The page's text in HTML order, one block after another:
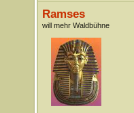
Ramses
will mehr Waldbühne